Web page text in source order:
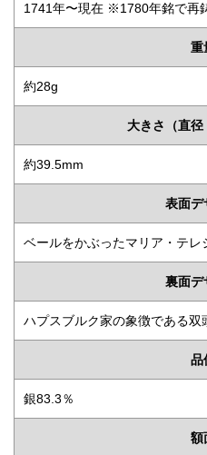
1741年〜現在 ※1780年銘で再
重
約28g
大きさ（直径
約39.5mm
表面デ
ベールをかぶったマリア・テレ
裏面デ
ハプスブルク家の象徴である双
品
銀83.3％
額